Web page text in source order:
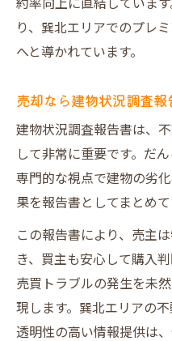
約率向上に直結していま
り、巽北エリアでのプレ
へと導かれています。
売却なら建物状況調査
建物状況調査報告書は、
して非常に重要です。だ
専門的な視点で建物の劣
果を報告書としてまとめて
この報告書により、売主
き、買主も安心して購入
売買トラブルの発生を未
現します。巽北エリアの
透明性の高い情報提供は